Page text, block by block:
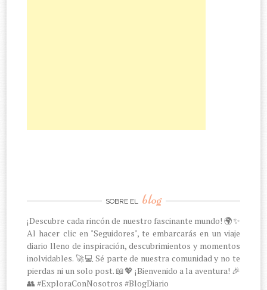
SOBRE EL blog
¡Descubre cada rincón de nuestro fascinante mundo! 🌍✨
Al hacer clic en "Seguidores", te embarcarás en un viaje
diario lleno de inspiración, descubrimientos y momentos
inolvidables. 🚀💻 Sé parte de nuestra comunidad y no te
pierdas ni un solo post. 📖💖 ¡Bienvenido a la aventura! 🎉
👥 #ExploraConNosotros #BlogDiario